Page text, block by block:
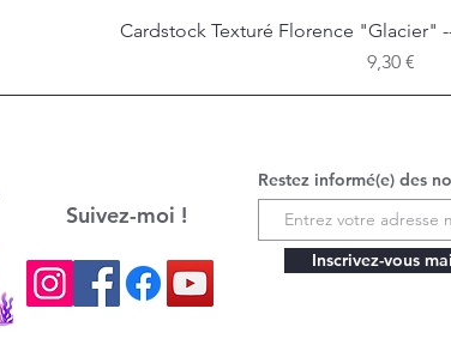
Aperçu rapide
Cardstock Texturé Florence "Glacier"
Prix
9,30 €
Restez informé(e) des
Inscrivez-vous
Suivez-moi !